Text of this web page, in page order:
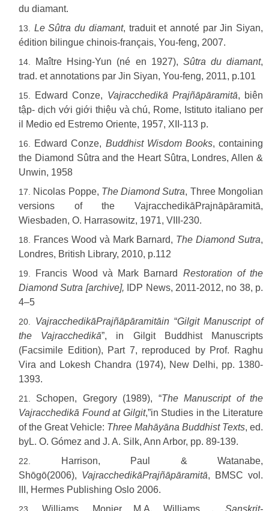
du diamant.
Le Sûtra du diamant, traduit et annoté par Jin Siyan,
édition bilingue chinois-français, You-feng, 2007.
Maître Hsing-Yun (né en 1927), Sûtra du diamant,
trad. et annotations par Jin Siyan, You-feng, 2011, p.101
Edward Conze, Vajracchedikā Prajñāpāramitā, biên
tập- dịch với giới thiệu và chú, Rome, Istituto italiano per
il Medio ed Estremo Oriente, 1957, XII-113 p.
Edward Conze, Buddhist Wisdom Books, containing
the Diamond Sûtra and the Heart Sûtra, Londres, Allen &
Unwin, 1958
Nicolas Poppe, The Diamond Sutra, Three Mongolian
versions of the VajracchedikāPrajnāpāramitā,
Wiesbaden, O. Harrasowitz, 1971, VIII-230.
Frances Wood và Mark Barnard, The Diamond Sutra,
Londres, British Library, 2010, p.112
Francis Wood và Mark Barnard
Restoration of the
Diamond Sutra [archive],
IDP News, 2011-2012, no 38, p.
4–5
VajracchedikāPrajñāpāramitāin “Gilgit Manuscript of
the Vajracchedikā”, in Gilgit Buddhist Manuscripts
(Facsimile Edition), Part 7, reproduced by Prof. Raghu
Vira and Lokesh Chandra (1974), New Delhi, pp. 1380-
1393.
Schopen, Gregory (1989), “The Manuscript of the
Vajracchedikā Found at Gilgit,”in Studies in the Literature
of the Great Vehicle: Three Mahāyāna Buddhist Texts, ed.
byL. O. Gómez and J. A. Silk, Ann Arbor, pp. 89-139.
Harrison, Paul & Watanabe,
Shōgō(2006), VajracchedikāPrajñāpāramitā, BMSC vol.
III, Hermes Publishing Oslo 2006.
Williams ,Monier M.A. Williams ,
Sanskrit-